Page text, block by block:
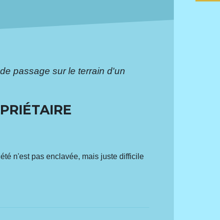
passage sur le terrain d'un
n'est pas enclavée, mais juste difficile